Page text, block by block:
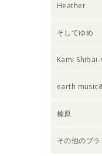
Heather
そしてゆめ
Kami
earth
榛原
その他のブラ